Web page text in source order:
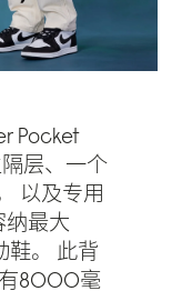
Pocket
层、一个
以及专用
纳最大
鞋。 此背
有8000毫